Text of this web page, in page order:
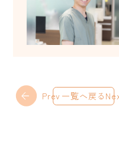
Prev 一覧へ戻る